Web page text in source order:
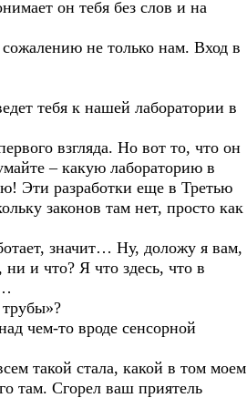
он тебя без слов и на
не только нам. Вход в
тебя к нашей лаборатории в
взгляда. Но вот то, что он
– какую лабораторию в
Эти разработки еще в Третью
законов там нет, просто как
значит… Ну, доложу я вам,
и что? Я что здесь, что в
чем-то вроде сенсорной
такой стала, какой в том моем
там. Сгорел ваш приятель